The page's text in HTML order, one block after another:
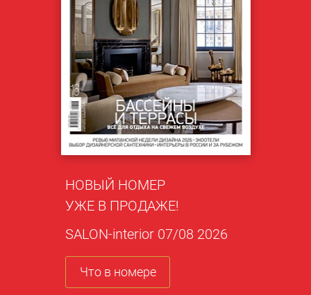
НОВЫЙ НОМЕР
УЖЕ В ПРОДАЖЕ!
SALON-interior 07/08 2026
Что в номере